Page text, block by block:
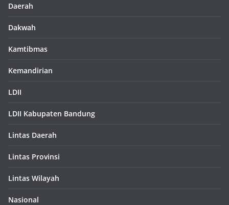
Daerah
Dakwah
Kamtibmas
Kemandirian
LDII
LDII Kabupaten Bandung
Lintas Daerah
Lintas Provinsi
Lintas Wilayah
Nasional